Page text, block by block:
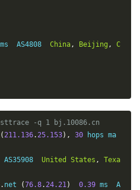
ms  AS4808 China, Beijing ,
C
-q 1 bj.10086.cn
(211.136.25.153), 30 hops ma
AS35908 United States ,
Texa
. net (76.8.24.21) 0.39 ms  A